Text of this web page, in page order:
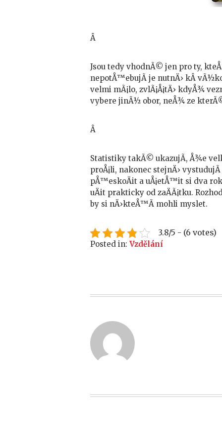
Â
Jsou tedy vhodnÃ© jen pro ty,
nepotÅ™ebujÃ­ je nutnÄ› kÂ
velmi mÃ¡lo, zvlÃ¡Å¡tÄ› kdyÅ¾
vybere jinÃ½ obor, neÅ¾ ze
Â
Statistiky takÃ© ukazujÃ­, Å¾e
proÅ¡li, nakonec stejnÄ›
pÅ™eskoÄit a uÅ¡etÅ™it si dva
uÄit prakticky od zaÄÃ¡tku.
by si nÄ›kteÅ™Ã­ mohli myslet.
3.8/5 - (6 votes)
Posted in: Vzdělání